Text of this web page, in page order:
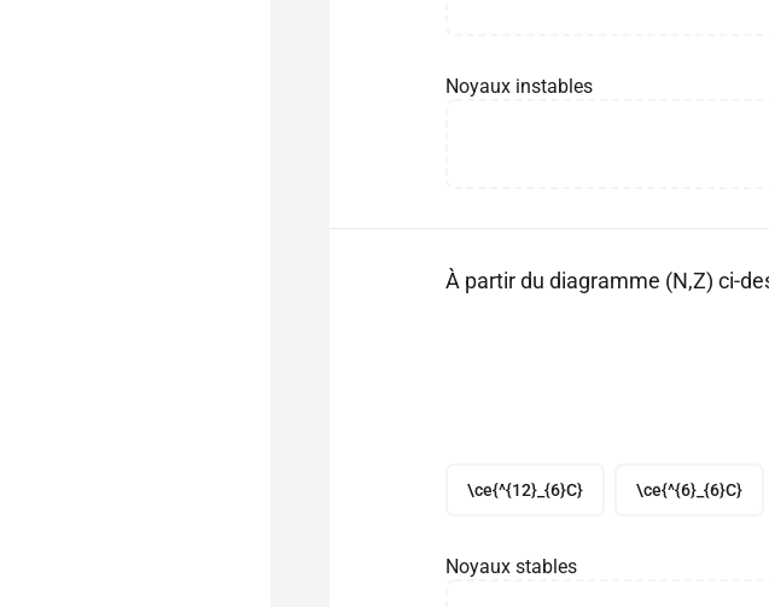
Noyaux instables
À partir du diagramme (N,Z) ci-
\ce{^{12}_{6}C} \ce{^{6}_{6}C}
Noyaux stables